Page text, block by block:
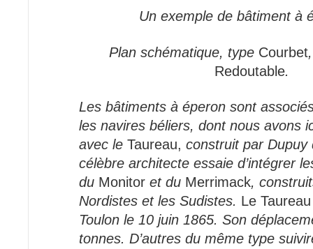
Un exemple de bâtiment à
Plan schématique, type Courbet
Redoutable.
Les bâtiments à éperon sont
les navires béliers, dont nous avons
avec le Taureau, construit par Dupuy
célèbre architecte essaie d’intégrer
du Monitor et du Merrimack,
Nordistes et les Sudistes. Le Taureau
Toulon le 10 juin 1865. Son
tonnes. D’autres du même type